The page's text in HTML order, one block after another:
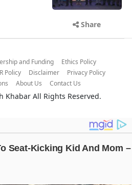
Share
and Funding
Ethics Policy
Policy Disclaimer
Privacy Policy
About Us Contact Us
Khabar All Rights Reserved.